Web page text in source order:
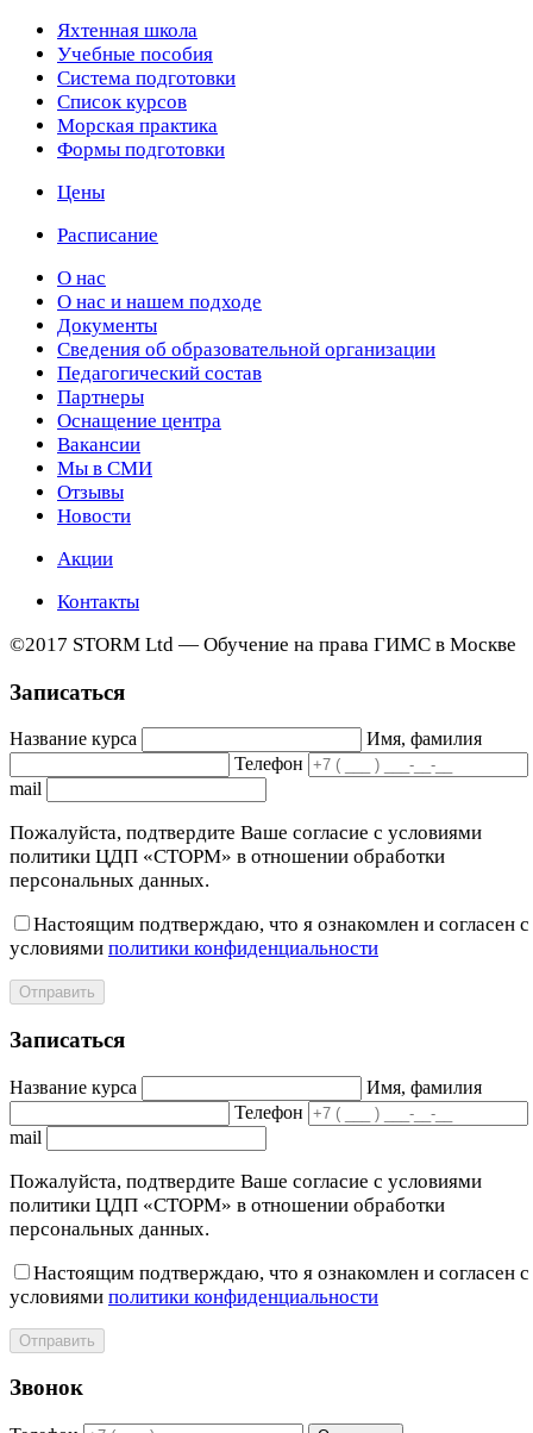
Яхтенная школа
Учебные пособия
Cистема подготовки
Список курсов
Морская практика
Формы подготовки
Цены
Расписание
О нас
О нас и нашем подходе
Документы
Сведения об образовательной организации
Педагогический состав
Партнеры
Оснащение центра
Вакансии
Мы в СМИ
Отзывы
Новости
Акции
Контакты
©2017 STORM Ltd — Обучение на права ГИМС в Москве
Записаться
Название курса
Имя, фамилия
Телефон
mail
Пожалуйста, подтвердите Ваше согласие с условиями
политики ЦДП «СТОРМ» в отношении обработки
персональных данных.
Настоящим подтверждаю, что я ознакомлен и согласен с
условиями политики конфиденциальности
Отправить
Записаться
Название курса
Имя, фамилия
Телефон
mail
Пожалуйста, подтвердите Ваше согласие с условиями
политики ЦДП «СТОРМ» в отношении обработки
персональных данных.
Настоящим подтверждаю, что я ознакомлен и согласен с
условиями политики конфиденциальности
Отправить
Звонок